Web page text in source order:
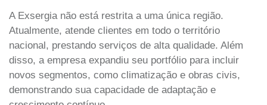
A Exsergia não está restrita a uma única região.
Atualmente, atende clientes em todo o território
nacional, prestando serviços de alta qualidade. Além
disso, a empresa expandiu seu portfólio para incluir
novos segmentos, como climatização e obras civis,
demonstrando sua capacidade de adaptação e